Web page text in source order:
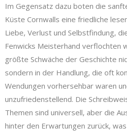
Im Gegensatz dazu boten die
Küste Cornwalls eine friedliche
Liebe, Verlust und Selbstfindung,
Fenwicks Meisterhand verflochten
größte Schwäche der Geschichte
sondern in der Handlung, die oft
Wendungen vorhersehbar waren
unzufriedenstellend. Die
Themen sind universell, aber die
hinter den Erwartungen zurück,